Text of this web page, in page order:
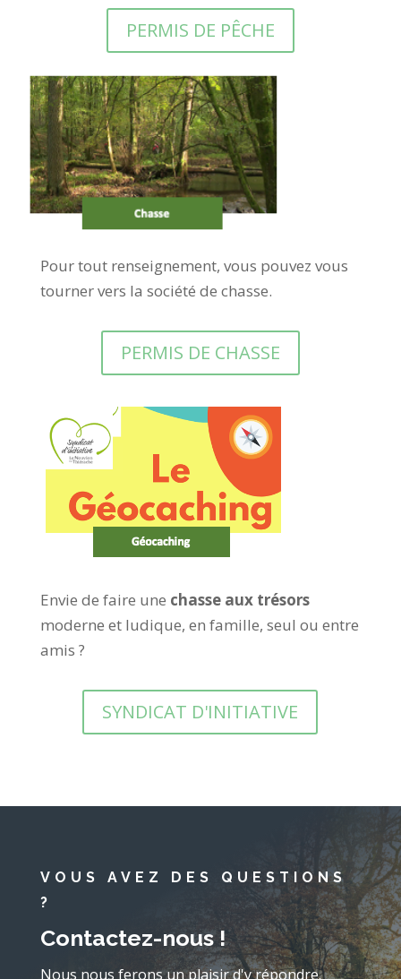
PERMIS DE PÊCHE
Pour tout renseignement, vous pouvez vous
tourner vers la société de chasse.
PERMIS DE CHASSE
Envie de faire une chasse aux trésors
moderne et ludique, en famille, seul ou entre
amis ?
SYNDICAT D'INITIATIVE
VOUS AVEZ DES QUESTIONS
?
Contactez-nous !
Nous nous ferons un plaisir d'y répondre.